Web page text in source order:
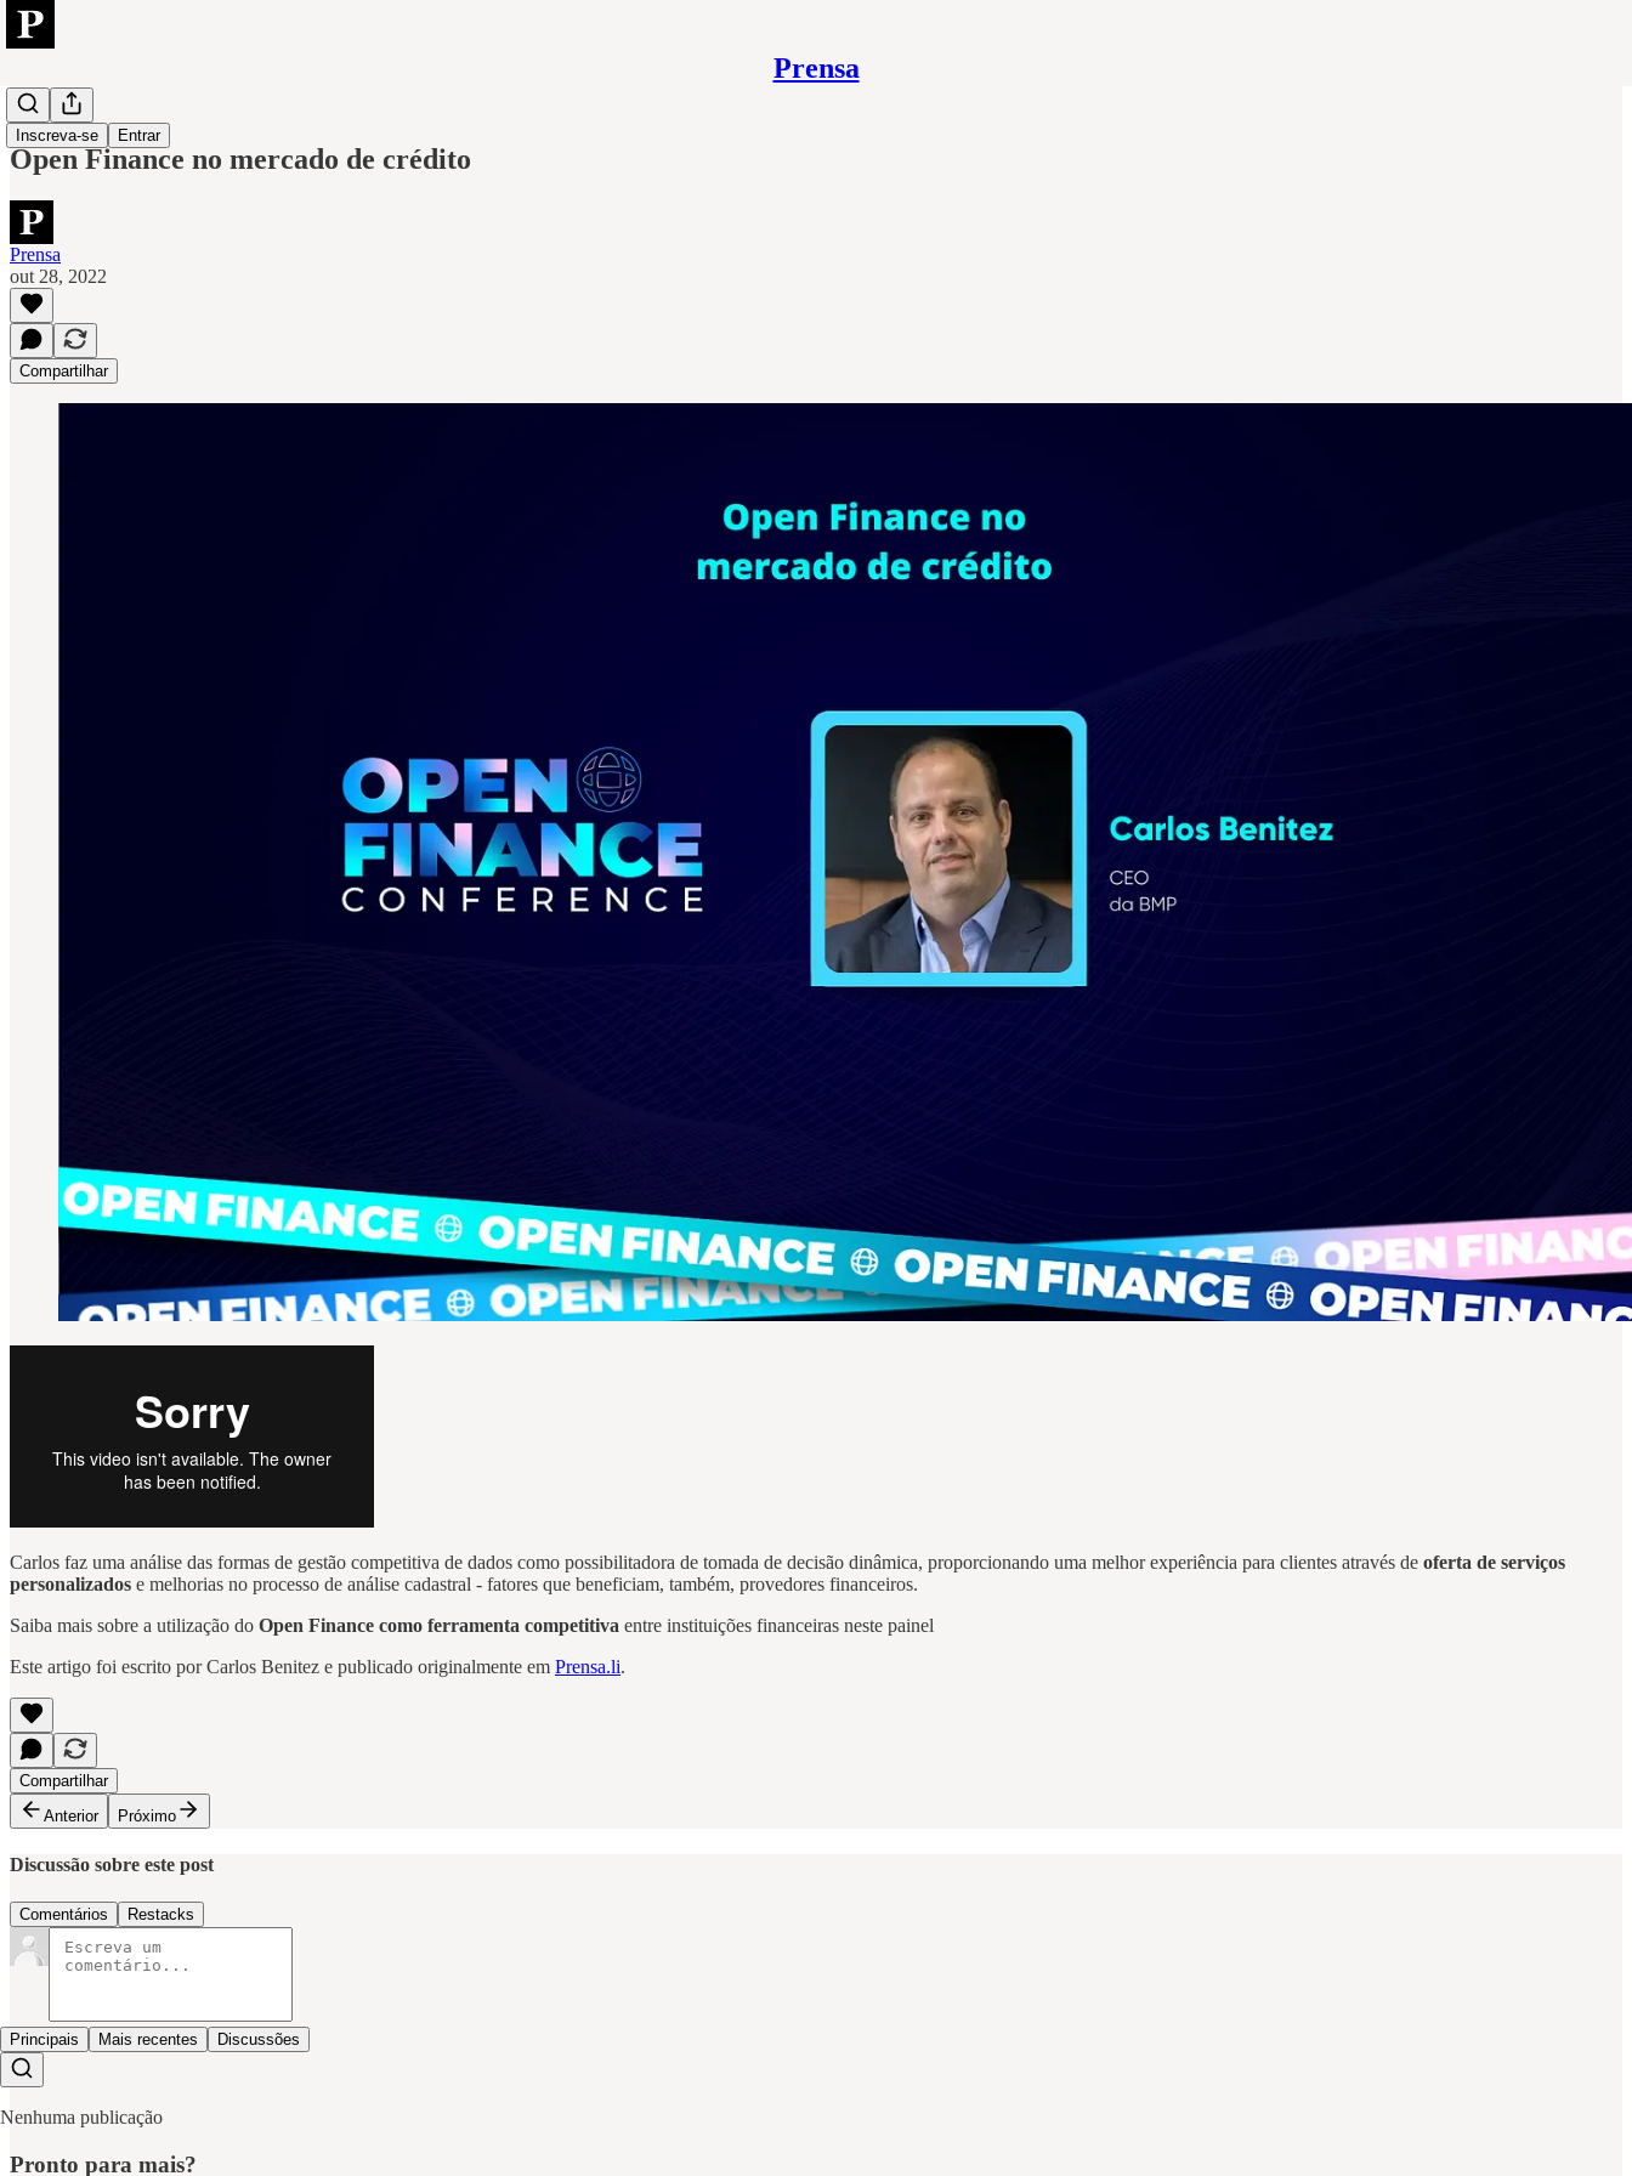
Prensa
Inscreva-se Entrar
Open
Open Finance no mercado de crédito
Prensa
out 28, 2022
Compartilhar
Carlos faz uma análise das formas de gestão competitiva de dados como possibilitadora de tomada de decisão dinâmica, proporcionando uma melhor experiência para clientes através de oferta de serviços
personalizados e melhorias no processo de análise cadastral - fatores que beneficiam, também, provedores financeiros.
Saiba mais sobre a utilização do Open Finance como ferramenta competitiva entre instituições financeiras neste painel
Este artigo foi escrito por Carlos Benitez e publicado originalmente em Prensa.li.
Compartilhar
Anterior
Próximo
Discussão sobre este post
Comentários Restacks
Principais Mais recentes Discussões
Nenhuma publicação
Pronto para mais?